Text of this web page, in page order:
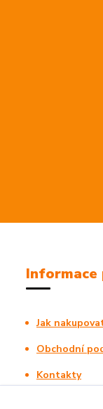
Informace
Jak
Obchodní
Kontakty